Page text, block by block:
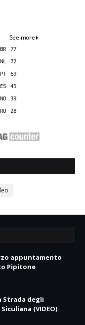
appuntamento
Pipitone
Strada degli
(VIDEO)